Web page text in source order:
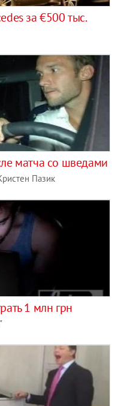
за €500 тыс.
матча со шведами
Пазик
1 млн грн